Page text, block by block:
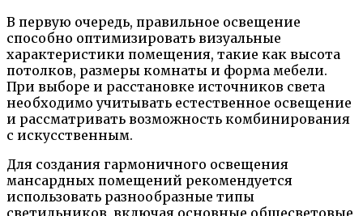
В первую очередь, правильное освещение
способно оптимизировать визуальные
характеристики помещения, такие как высота
потолков, размеры комнаты и форма мебели.
При выборе и расстановке источников света
необходимо учитывать естественное освещение
и рассматривать возможность комбинирования
с искусственным.
Для создания гармоничного освещения
мансардных помещений рекомендуется
использовать разнообразные типы